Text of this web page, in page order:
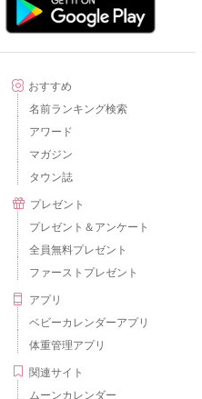
おすすめ
名前ランキング検索
アワード
マガジン
タウン誌
プレゼント
プレゼント＆アンケート
全員無料プレゼント
ファーストプレゼント
アプリ
ベビーカレンダーアプリ
体重管理アプリ
関連サイト
ムーンカレンダー